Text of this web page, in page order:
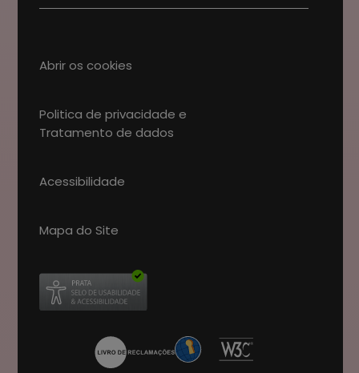
Abrir os cookies
Politica de privacidade e
Tratamento de dados
Acessibilidade
Mapa do Site
Abre num novo separador